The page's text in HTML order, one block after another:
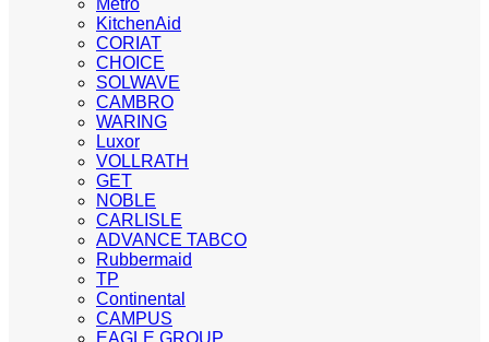
Metro
KitchenAid
CORIAT
CHOICE
SOLWAVE
CAMBRO
WARING
Luxor
VOLLRATH
GET
NOBLE
CARLISLE
ADVANCE TABCO
Rubbermaid
TP
Continental
CAMPUS
EAGLE GROUP